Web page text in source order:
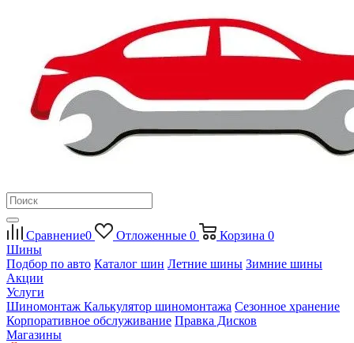
Сравнение0 Отложенные 0 Корзина 0
Шины
Подбор по авто Каталог шин Летние шины Зимние шины
Акции
Услуги
Шиномонтаж Калькулятор шиномонтажа Сезонное хранение
Корпоративное обслуживание Правка Дисков
Магазины